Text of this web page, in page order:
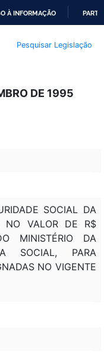
À INFORMAÇÃO
Pesquisar Legislação
DE 1995
SOCIAL DA
NO VALOR DE R$
MINISTÉRIO DA
SOCIAL, PARA
NO VIGENTE